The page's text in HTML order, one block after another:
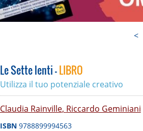
<
Le Sette lenti -LIBRO
Utilizza il tuo potenziale creativo
Claudia Rainville, Riccardo Geminiani
ISBN 9788899994563